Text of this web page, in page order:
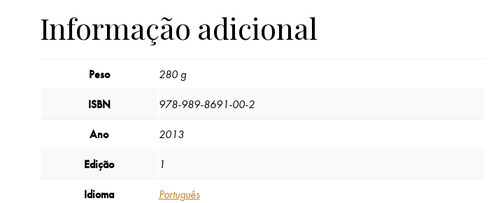
Informação adicional
Peso 280 g
ISBN 978-989-8691-00-2
Ano 2013
Edição 1
Idioma Português